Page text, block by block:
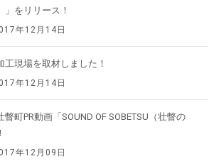
をリリース！
年12月14日
工現場を取材しました！
年12月14日
町PR動画「SOUND OF SOBETSU（壮瞥の
年12月09日